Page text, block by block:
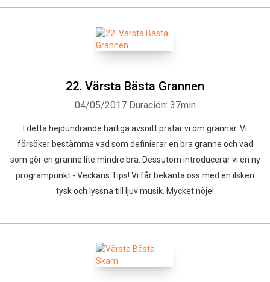
22. Värsta Bästa Grannen
04/05/2017 Duración: 37min
I detta hejdundrande härliga avsnitt pratar vi om grannar. Vi
försöker bestämma vad som definierar en bra granne och vad
som gör en granne lite mindre bra. Dessutom introducerar vi en ny
programpunkt - Veckans Tips! Vi får bekanta oss med en ilsken
tysk och lyssna till ljuv musik. Mycket nöje!